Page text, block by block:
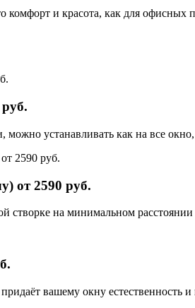
комфорт и красота, как для
устанавливать как на все окно,
от 2590 руб.
створке на минимальном
вашему окну естественность и